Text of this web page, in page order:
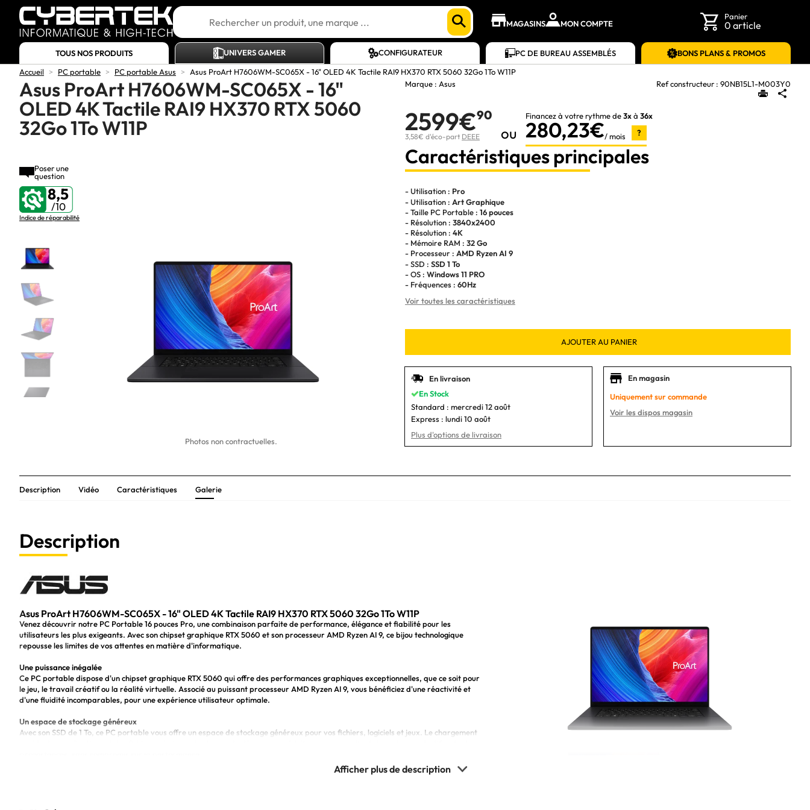
MAGASINS MON COMPTE
Panier
0 article
TOUS NOS PRODUITS UNIVERS GAMER CONFIGURATEUR PC DE BUREAU ASSEMBLÉS
BONS PLANS & PROMOS
Accueil
> PC portable > PC portable Asus > Asus ProArt H7606WM-SC065X - 16" OLED 4K Tactile RAI9 HX370 RTX 5060 32Go 1To W11P
Asus ProArt H7606WM-SC065X - 16"
OLED 4K Tactile RAI9 HX370 RTX 5060
32Go 1To W11P
Poser une
question
8,5
/10
Indice de réparabilité
Photos non contractuelles.
Marque : Asus Ref constructeur : 90NB15L1-M003Y0
2599€90
3,58€ d'éco-part DEEE ou
Financez à votre rythme de3xà 36x
280,23€/ mois ?
Caractéristiques principales
- Utilisation : Pro
- Utilisation : Art Graphique
- Taille PC Portable : 16 pouces
- Résolution : 3840x2400
- Résolution : 4K
- Mémoire RAM : 32 Go
- Processeur : AMD Ryzen AI 9
- SSD : SSD 1 To
- OS : Windows 11 PRO
- Fréquences : 60Hz
Voir toutes les caractéristiques
AJOUTER AU PANIER
En livraison
En Stock
Standard : mercredi 12 août
Express : lundi 10 août
Plus d'options de livraison
En magasin
Uniquement sur commande
Voir les dispos magasin
Description Vidéo Caractéristiques Galerie
Description
Asus ProArt H7606WM-SC065X - 16" OLED 4K Tactile RAI9 HX370 RTX 5060 32Go 1To W11P
Venez découvrir notre PC Portable 16 pouces Pro, une combinaison parfaite de performance, élégance et fiabilité pour les
utilisateurs les plus exigeants. Avec son chipset graphique RTX 5060 et son processeur AMD Ryzen AI 9, ce bijou technologique
repousse les limites de vos attentes en matière d'informatique.
Une puissance inégalée
Ce PC portable dispose d'un chipset graphique RTX 5060 qui offre des performances graphiques exceptionnelles, que ce soit pour
le jeu, le travail créatif ou la réalité virtuelle. Associé au puissant processeur AMD Ryzen AI 9, vous bénéficiez d'une réactivité et
d'une fluidité incomparables, pour une expérience utilisateur optimale.
Un espace de stockage généreux
Avec son SSD de 1 To, ce PC portable vous offre un espace de stockage généreux pour vos fichiers, logiciels et jeux. Le chargement